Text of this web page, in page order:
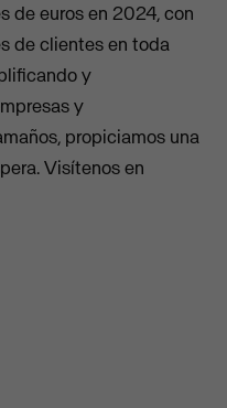
de euros en 2024, con
de clientes en toda
y
y
propiciamos una
Visítenos en